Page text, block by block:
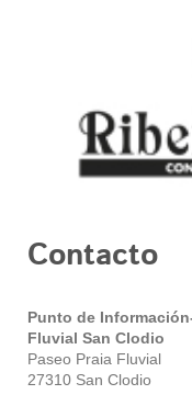
Contacto
Punto de
Fluvial San Clodio
Paseo Praia Fluvial
27310 San Clodio